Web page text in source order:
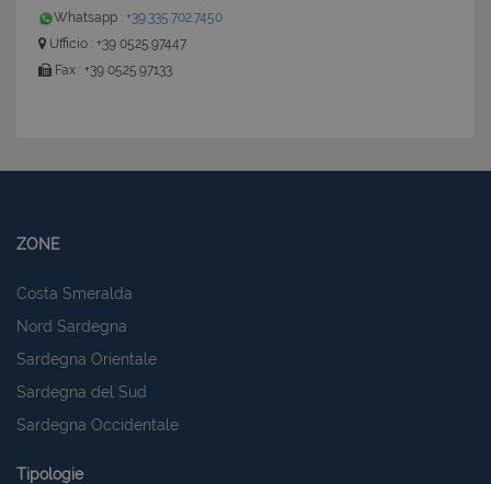
Whatsapp : +39.335.702.7450
Ufficio : +39 0525.97447
Fax : +39 0525.97133
ZONE
Costa Smeralda
Nord Sardegna
Sardegna Orientale
Sardegna del Sud
Sardegna Occidentale
Tipologie